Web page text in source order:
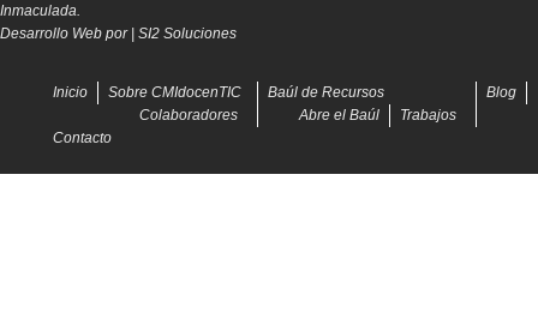
Inmaculada.
Desarrollo Web por | SI2 Soluciones
Inicio
Sobre CMIdocenTIC
Colaboradores
Baúl de Recursos
Abre el Baúl
Trabajos
Blog
Contacto